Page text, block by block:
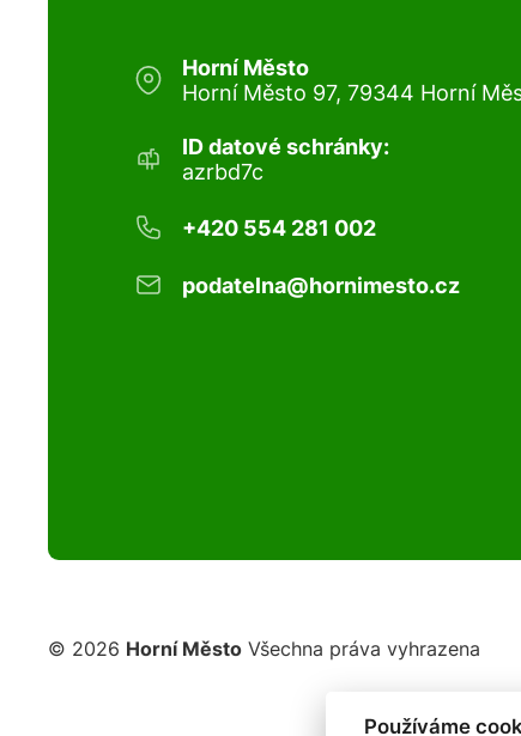
Horní Město
Horní Město 97, 79344 Horní
ID datové schránky:
azrbd7c
+420 554 281 002
podatelna@hornimesto.cz
© 2026 Horní Město Všechna práva vyhrazena
Používáme